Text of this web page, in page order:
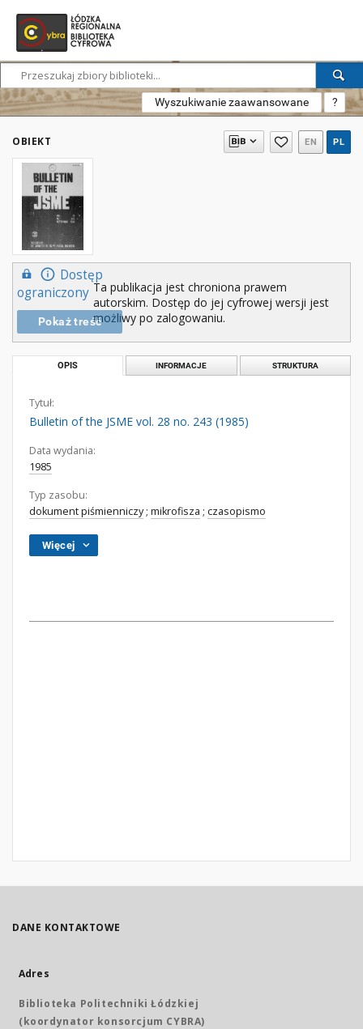
Wyszukiwanie zaawansowane ?
OBIEKT EN PL
Dostęp
ograniczony
Pokaż treść
Ta publikacja jest chroniona prawem
autorskim. Dostęp do jej cyfrowej wersji jest
możliwy po zalogowaniu.
OPIS INFORMACJE STRUKTURA
Tytuł:
Bulletin of the JSME vol. 28 no. 243 (1985)
Data wydania:
1985
Typ zasobu:
dokument piśmienniczy; mikrofisza ; czasopismo
Więcej
DANE KONTAKTOWE
Adres
Biblioteka Politechniki Łódzkiej
(koordynator konsorcjum CYBRA)